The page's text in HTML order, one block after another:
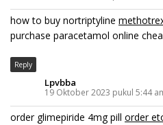
how to buy nortriptyline
purchase paracetamol online
Reply
Lpvbba
19 Oktober 2023 pukul 5:44
order glimepiride 4mg pill order